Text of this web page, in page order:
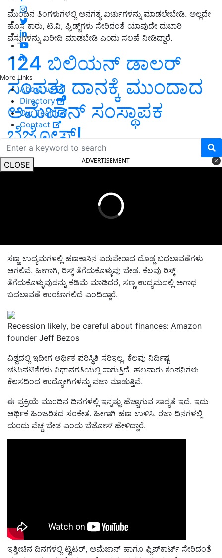
More Links
About us
Directory
Our Team
Contact
CLOSE
ಮುಂದಿನ ತಿಂಗಳುಗಳಲ್ಲಿ ಅನಗತ್ಯ ಖರ್ಚುಗಳನ್ನು ಮಾಡಲೇಬೇಡಿ. ಅಲ್ಲದೇ
ಹೊಸ ಕಾರು, ಟಿ.ವಿ, ಫ್ರಿಡ್ಜ್‌ಗಳು ಸೇರಿದಂತೆ ಯಾವುದೇ ದುಬಾರಿ
ವಸ್ತುಗಳನ್ನು ಖರೀದಿ ಮಾಡಬೇಡಿ ಎಂದು ಸಲಹೆ ನೀಡಿದ್ದಾರೆ.
124 ಬಿಲಿಯನ್‌ ಡಾಲರ್‌
ಸಂಪತ್ತು ದಾನಕ್ಕೆ ಮುಂದಾದ
ಅಮೆಜಾನ್‌ ಸಂಸ್ಥಾಪಕ
ಬೆಜೋಸ್‌!
ADVERTISEMENT
ಸಣ್ಣ ಉದ್ಯಮಗಳಲ್ಲಿ ಹಣಕಾಸಿನ ಏರುಪೇರಾದ ದೊಡ್ಡ ಬದಲಾವಣೆಗಳು
ಆಗಲಿವೆ. ಹೀಗಾಗಿ, ರಿಸ್ಕ್‌ ತೆಗೆದುಕೊಳ್ಳುವು ಬೇಡ. ಕೆಲವು ರಿಸ್ಕ್‌
ತೆಗೆದುಕೊಳ್ಳುವುದನ್ನು ಕಡಿಮೆ ಮಾಡಿದರೆ, ಸಣ್ಣ ಉದ್ಯಮದಲ್ಲಿ ಅಗಾಧ
ಬದಲಾವಣೆ ಉಂಟಾಗಲಿದೆ ಎಂದಿದ್ದಾರೆ.
Recession likely, be careful about finances: Amazon
founder Jeff Bezos
ವಿಶ್ವದಲ್ಲಿ ಇದೀಗ ಆರ್ಥಿಕ ಪರಿಸ್ಥಿತಿ ಸರಿಇಲ್ಲ. ಕೆಲವು ನಿರ್ದಿಷ್ಟ
ಚಟುವಟಿಕೆಗಳು ನಿಧಾನಗತಿಯಲ್ಲಿ ಸಾಗುತ್ತಿದೆ. ಹಲವಾರು ಕಂಪನಿಗಳು
ಕೆಲಸದಿಂದ ಉದ್ಯೋಗಿಗಳನ್ನು ವಜಾ ಮಾಡುತ್ತಿವೆ.
ಈ ಪ್ರಕ್ರಿಯೆ ಮುಂದಿನ ದಿನಗಳಲ್ಲಿ ಇನ್ನಷ್ಟು ಹೆಚ್ಚಾಗುವ ಸಾಧ್ಯತೆ ಇದೆ. ಇದು
ಆರ್ಥಿಕ ಹಿಂಜರಿತದ ಸಂಕೇತ. ಹೀಗಾಗಿ ಹಣ ಉಳಿಸಿ. ರಜಾ ದಿನಗಳಲ್ಲಿ
ದುಂದು ವೆಚ್ಚ ಬೇಡ ಎಂದು ಬೆಜೋಸ್‌ ಹೇಳಿದ್ದಾರೆ.
ಇತ್ತೀಚಿನ ದಿನಗಳಲ್ಲಿ ಟ್ವಿಟರ್‌, ಅಮೆಜಾನ್‌ ಹಾಗೂ ಫ್ಲಿಪ್‌ಕಾರ್ಟ್‌ ಸೇರಿದಂತೆ